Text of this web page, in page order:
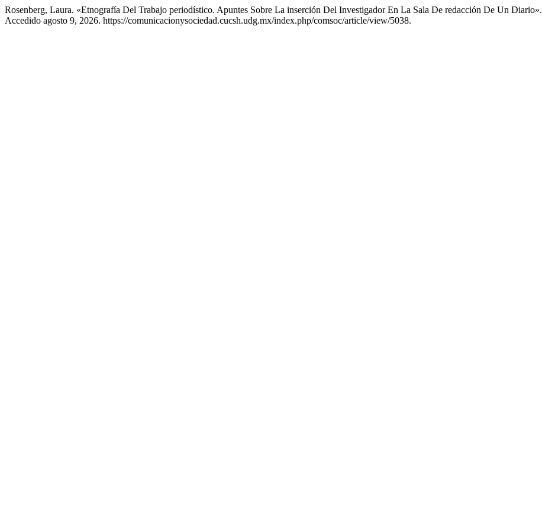
Rosenberg, Laura. «Etnografía Del Trabajo periodístico. Apuntes Sobre La inserción Del Investigador En La Sala De redacción De Un Diario».
Accedido agosto 9, 2026. https://comunicacionysociedad.cucsh.udg.mx/index.php/comsoc/article/view/5038.